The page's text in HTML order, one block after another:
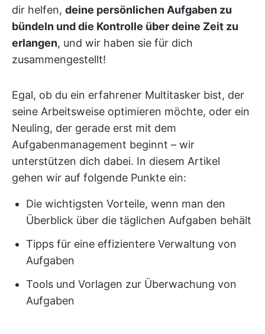
dir helfen, deine persönlichen Aufgaben zu
bündeln und die Kontrolle über deine Zeit zu
erlangen, und wir haben sie für dich
zusammengestellt!
Egal, ob du ein erfahrener Multitasker bist, der
seine Arbeitsweise optimieren möchte, oder ein
Neuling, der gerade erst mit dem
Aufgabenmanagement beginnt – wir
unterstützen dich dabei. In diesem Artikel
gehen wir auf folgende Punkte ein:
Die wichtigsten Vorteile, wenn man den
Überblick über die täglichen Aufgaben behält
Tipps für eine effizientere Verwaltung von
Aufgaben
Tools und Vorlagen zur Überwachung von
Aufgaben